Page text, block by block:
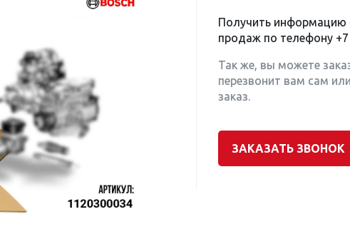
Получить информацию
продаж по телефону
Так же, вы можете
перезвонит вам сам
заказ.
ЗАКАЗАТЬ ЗВОНОК